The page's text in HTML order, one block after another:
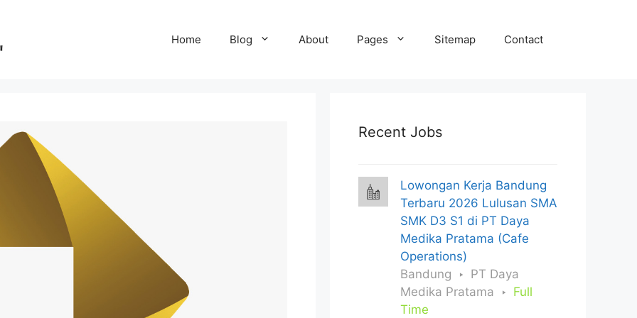
Home Blog About Pages Sitemap Contact
Recent Jobs
Lowongan Kerja Bandung
Terbaru 2026 Lulusan SMA
SMK D3 S1 di PT Daya
Medika Pratama (Cafe
Operations)
Bandung
PT Daya
Medika Pratama
Full
Time